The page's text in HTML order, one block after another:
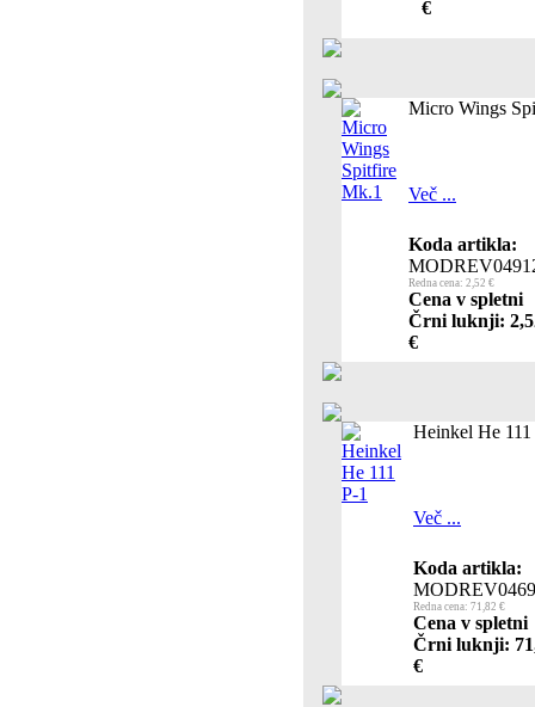
€
Micro Wings
Več ...
Koda artikla:
Redna cena: 2,52 €
Cena v spletni
Črni luknji:
€
Heinkel He 111
Več ...
Koda artikla:
Redna cena: 71,82 €
Cena v spletni
Črni luknji:
€